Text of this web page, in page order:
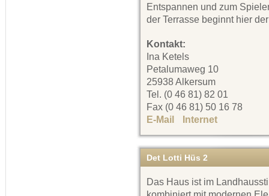
Entspannen und zum
der Terrasse beginnt hier
Kontakt:
Ina Ketels
Petalumaweg 10
25938 Alkersum
Tel. (0 46 81) 82 01
Fax (0 46 81) 50 16 78
E-Mail
Internet
Det Lotti Hüs 2
Das Haus ist im